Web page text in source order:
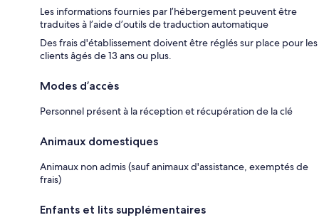
Les informations fournies par l’hébergement peuvent être
traduites à l’aide d’outils de traduction automatique
Des frais d'établissement doivent être réglés sur place pour les
clients âgés de 13 ans ou plus.
Modes d’accès
Personnel présent à la réception et récupération de la clé
Animaux domestiques
Animaux non admis (sauf animaux d'assistance, exemptés de
frais)
Enfants et lits supplémentaires